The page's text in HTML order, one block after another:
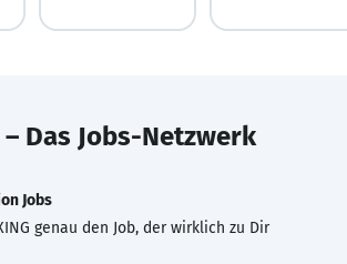
– Das Jobs-Netzwerk
Jobs
genau den Job, der wirklich zu Dir